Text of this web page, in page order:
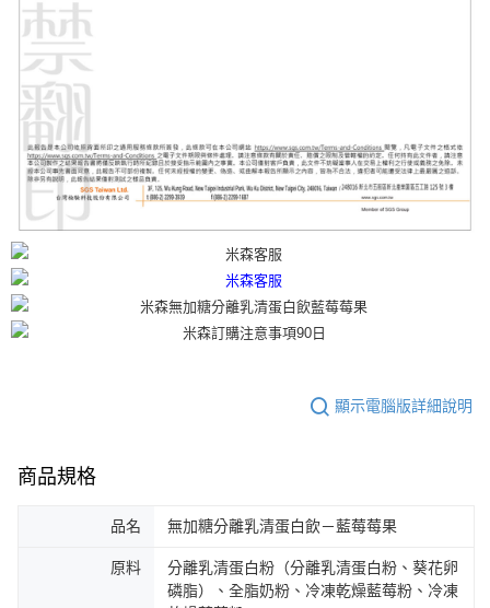
顯示電腦版詳細說明
商品規格
品名 無加糖分離乳清蛋白飲－藍莓莓果
原料
分離乳清蛋白粉（分離乳清蛋白粉、葵花卵
磷脂）、全脂奶粉、冷凍乾燥藍莓粉、冷凍